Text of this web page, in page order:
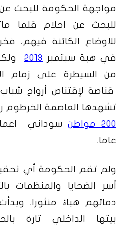
مواجهة الحكومة للبحث عن
للبحث عن احلام قلما
للاوضاع الكائنة فيهم،
في هبة سبتمبر 2013
من السيطرة على زمام
قناصة لإقتناص أرواح
تشهدها العاصمة الخرطوم
200 مواطن
سوداني
عاما.
ولم تقم الحكومة أي
أسر الضحايا والمنظمات
دمائهم هباءً منثورا.
بيتها الداخلي تارة